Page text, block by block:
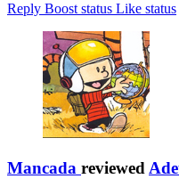
Reply Boost status Like status
Mancada reviewed